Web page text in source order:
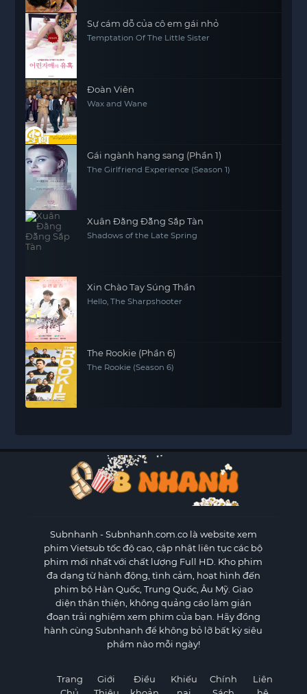
Sự cám dỗ của cô em gái nhỏ
Temptation Of The Little Sister
Đoàn Viên
Wax and Wane
Gái ngành hạng sang (Phần 1)
The Girlfriend Experience (Season 1)
Xuân Đằng Đẵng Sắp Tàn
Shadows of the Late Spring
Xin Chào Tay Súng Thần
Hello, The Sharpshooter
The Rookie (Phần 6)
The Rookie (Season 6)
Subnhanh - Subnhanh.com.co là website xem
phim Vietsub tốc độ cao, cập nhật liên tục các bộ
phim mới nhất với chất lượng Full HD. Kho phim
đa dạng từ hành động, tình cảm, hoạt hình đến
phim bộ Hàn Quốc, Trung Quốc, Âu Mỹ. Giao
diện thân thiện, không quảng cáo làm gián
đoạn trải nghiệm xem phim của bạn. Hãy đồng
hành cùng Subnhanh để không bỏ lỡ bất kỳ siêu
phẩm nào mỗi ngày!
Trang
Giới
Điều
Khiếu
Chính
Liên